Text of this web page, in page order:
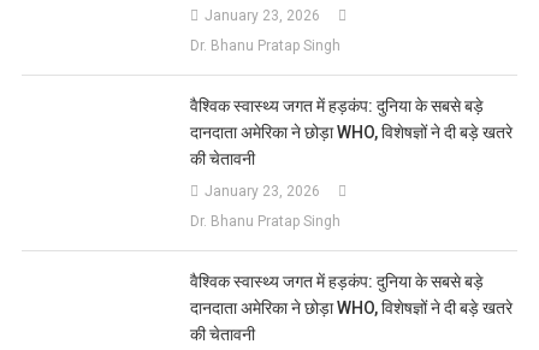
January 23, 2026
Dr. Bhanu Pratap Singh
वैश्विक स्वास्थ्य जगत में हड़कंप: दुनिया के सबसे बड़े
दानदाता अमेरिका ने छोड़ा WHO, विशेषज्ञों ने दी बड़े खतरे
की चेतावनी
January 23, 2026
Dr. Bhanu Pratap Singh
वैश्विक स्वास्थ्य जगत में हड़कंप: दुनिया के सबसे बड़े
दानदाता अमेरिका ने छोड़ा WHO, विशेषज्ञों ने दी बड़े खतरे
की चेतावनी